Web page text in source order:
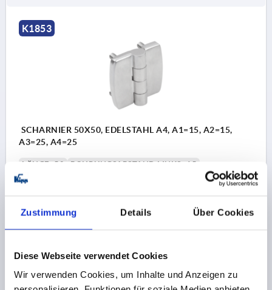
Zustimmung Details Über Cookies
Diese Webseite verwendet Cookies
Wir verwenden Cookies, um Inhalte und Anzeigen zu
K1853
SCHARNIER 50X50, EDELSTAHL A4, A1=15, A2=15,
A3=25, A4=25
LÄNGE=50
BOHRUNGSABSTAND LINKS=15
BOHRUNGSABSTAND RECHTS=15
BREITE=50
B1=30 DURCHMESSER=12 D1=M6
S=6
43,05 CHF
zzgl. Versandkosten
DETAILS